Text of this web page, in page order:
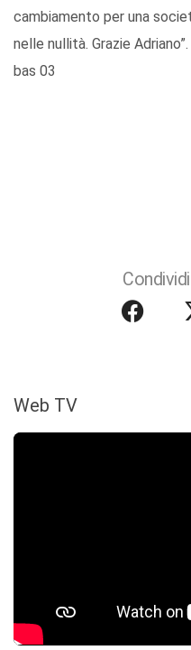
cambiamento per una
nelle nullità. Grazie Adriano”.
bas 03
Web TV